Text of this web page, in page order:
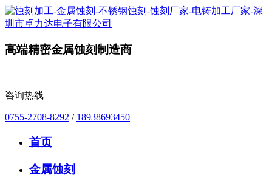
高端精密金属蚀刻制造商
咨询热线
0755-2708-8292 / 18938693450
首页
金属蚀刻